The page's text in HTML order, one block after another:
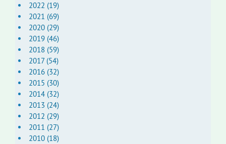
2022 (19)
2021 (69)
2020 (29)
2019 (46)
2018 (59)
2017 (54)
2016 (32)
2015 (30)
2014 (32)
2013 (24)
2012 (29)
2011 (27)
2010 (18)